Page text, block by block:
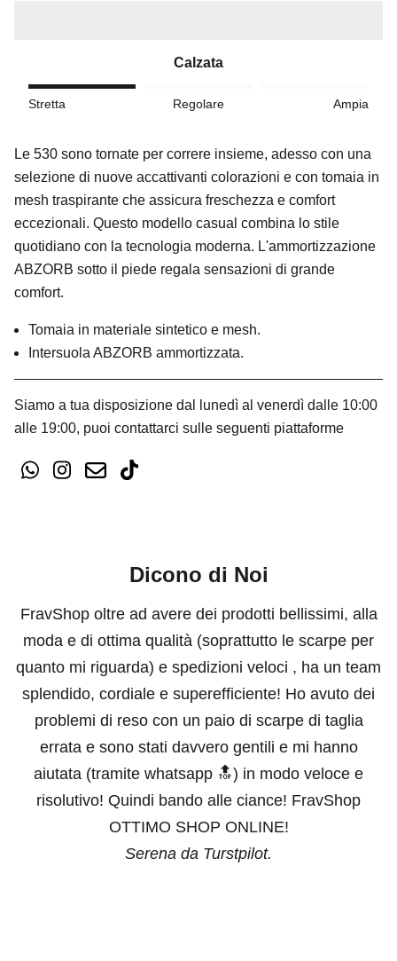
Calzata
Stretta Regolare Ampia
Le 530 sono tornate per correre insieme, adesso con una
selezione di nuove accattivanti colorazioni e con tomaia in
mesh traspirante che assicura freschezza e comfort
eccezionali. Questo modello casual combina lo stile
quotidiano con la tecnologia moderna. L'ammortizzazione
ABZORB sotto il piede regala sensazioni di grande
comfort.
Tomaia in materiale sintetico e mesh.
Intersuola ABZORB ammortizzata.
Siamo a tua disposizione dal lunedì al venerdì dalle 10:00
alle 19:00, puoi contattarci sulle seguenti piattaforme
Dicono di Noi
FravShop oltre ad avere dei prodotti bellissimi, alla
moda e di ottima qualità (soprattutto le scarpe per
quanto mi riguarda) e spedizioni veloci , ha un team
splendido, cordiale e superefficiente! Ho avuto dei
problemi di reso con un paio di scarpe di taglia
errata e sono stati davvero gentili e mi hanno
aiutata (tramite whatsapp 🔝) in modo veloce e
risolutivo! Quindi bando alle ciance! FravShop
OTTIMO SHOP ONLINE!
Serena da Turstpilot.